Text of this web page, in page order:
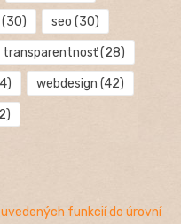
(30) seo (30)
transparentnosť(28)
webdesign (42)
uvedených funkcií do úrovní